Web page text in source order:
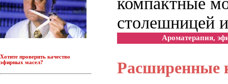
Хотите проверить качество
эфирных масел?
столешницей
Ароматерапия,
Расширенные